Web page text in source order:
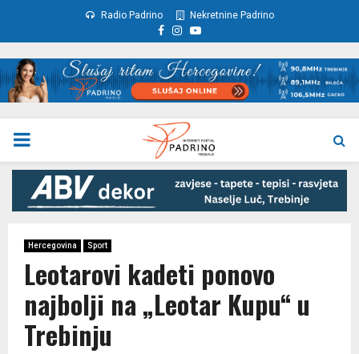
Radio Padrino Nekretnine Padrino
Facebook
Instagram
Youtube
PRIMARY
MENU
Hercegovina Sport
Leotarovi kadeti ponovo
najbolji na „Leotar Kupu“ u
Trebinju